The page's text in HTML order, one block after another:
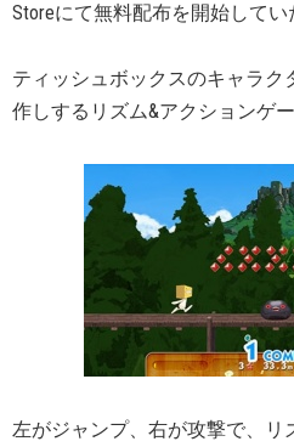
Storeにて無料配布を開始してい
ティッシュボックスのキャラ
作しするリズム&アクションゲ
左がジャンプ、右が攻撃で、リ